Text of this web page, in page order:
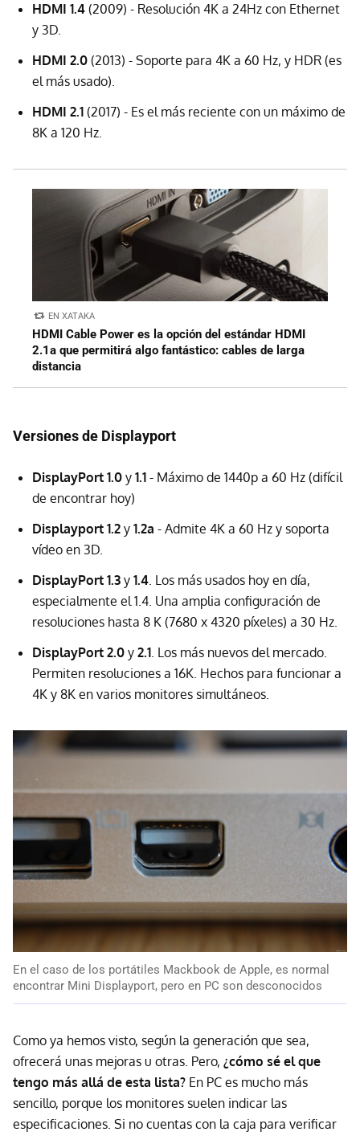
HDMI 1.4 (2009) - Resolución 4K a 24Hz con Ethernet
y 3D.
HDMI 2.0 (2013) - Soporte para 4K a 60 Hz, y HDR (es
el más usado).
HDMI 2.1 (2017) - Es el más reciente con un máximo de
8K a 120 Hz.
EN XATAKA
HDMI Cable Power es la opción del estándar HDMI
2.1a que permitirá algo fantástico: cables de larga
distancia
Versiones de Displayport
DisplayPort 1.0 y 1.1 - Máximo de 1440p a 60 Hz (difícil
de encontrar hoy)
Displayport 1.2 y 1.2a - Admite 4K a 60 Hz y soporta
vídeo en 3D.
DisplayPort 1.3 y 1.4 . Los más usados hoy en día,
especialmente el 1.4. Una amplia configuración de
resoluciones hasta 8 K (7680 x 4320 píxeles) a 30 Hz.
DisplayPort 2.0 y 2.1 . Los más nuevos del mercado.
Permiten resoluciones a 16K. Hechos para funcionar a
4K y 8K en varios monitores simultáneos.
En el caso de los portátiles Mackbook de Apple, es normal
encontrar Mini Displayport, pero en PC son desconocidos
Como ya hemos visto, según la generación que sea,
ofrecerá unas mejoras u otras. Pero, ¿cómo sé el que
tengo más allá de esta lista? En PC es mucho más
sencillo, porque los monitores suelen indicar las
especificaciones. Si no cuentas con la caja para verificar